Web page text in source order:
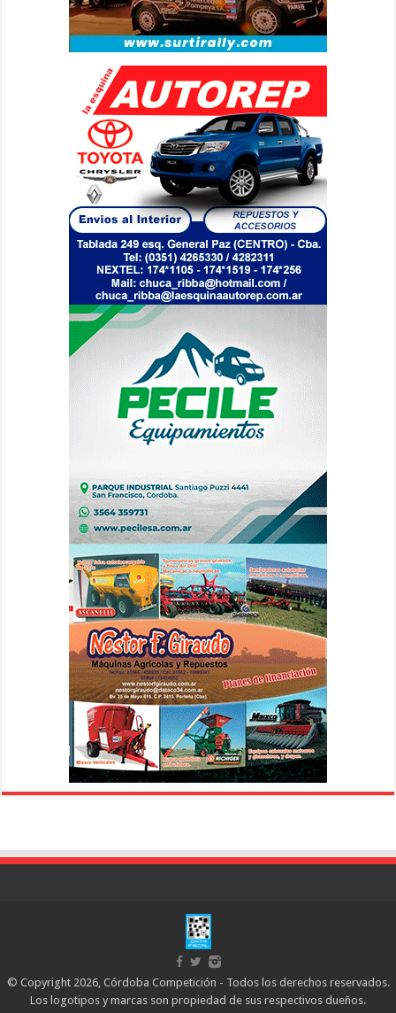
© Copyright 2026, Córdoba Competición - Todos los derechos reservados.
Los logotipos y marcas son propiedad de sus respectivos dueños.